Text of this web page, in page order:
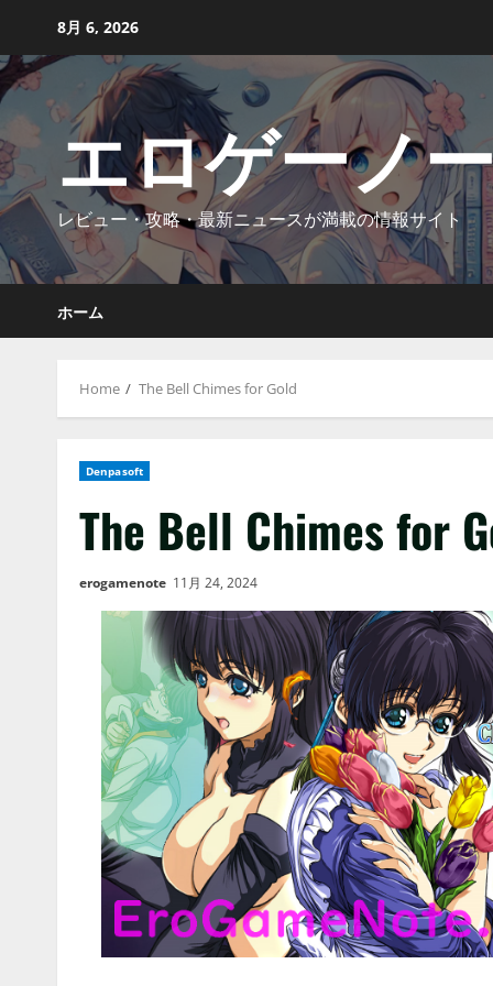
content
8月 6, 2026
エロゲーノ
レビュー・攻略・最新ニュースが満載の情報サイト
ホーム
Home The Bell Chimes for Gold
Denpasoft
The Bell Chimes for
erogamenote 11月 24, 2024